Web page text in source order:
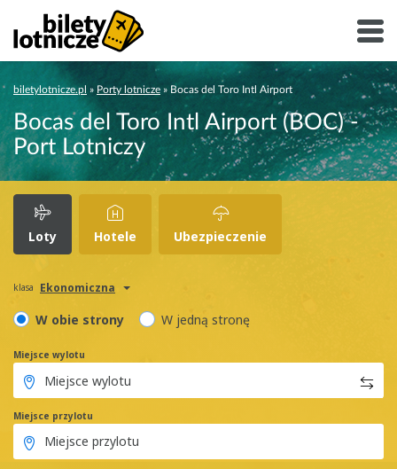
biletylotnicze.pl » Porty lotnicze » Bocas del Toro Intl Airport
Bocas del Toro Intl Airport (BOC) -
Port Lotniczy
Loty Hotele Ubezpieczenie
klasa Ekonomiczna
W obie strony W jedną stronę
Miejsce wylotu
Miejsce przylotu